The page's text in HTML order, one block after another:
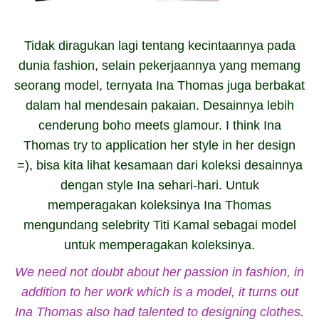
Tidak diragukan lagi tentang kecintaannya pada
dunia fashion, selain pekerjaannya yang memang
seorang model, ternyata Ina Thomas juga berbakat
dalam hal mendesain pakaian. Desainnya lebih
cenderung boho meets glamour. I think Ina
Thomas try to application her style in her design
=), bisa kita lihat kesamaan dari koleksi desainnya
dengan style Ina sehari-hari. Untuk
memperagakan koleksinya Ina Thomas
mengundang selebrity Titi Kamal sebagai model
untuk memperagakan koleksinya.
We need not doubt about her passion in fashion, in
addition to her work which is a model, it turns out
Ina Thomas also had talented to designing clothes.